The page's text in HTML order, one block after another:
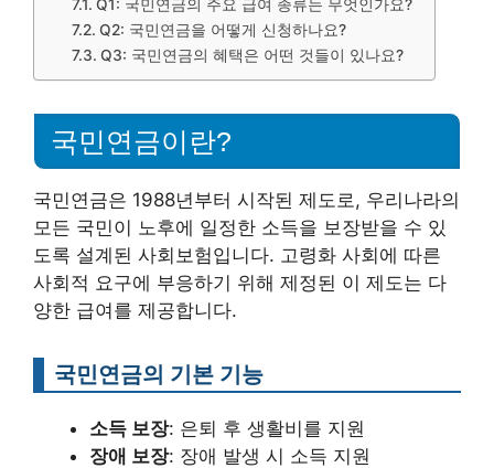
Q1: 국민연금의 주요 급여 종류는 무엇인가요?
Q2: 국민연금을 어떻게 신청하나요?
Q3: 국민연금의 혜택은 어떤 것들이 있나요?
국민연금이란?
국민연금은 1988년부터 시작된 제도로, 우리나라의
모든 국민이 노후에 일정한 소득을 보장받을 수 있
도록 설계된 사회보험입니다. 고령화 사회에 따른
사회적 요구에 부응하기 위해 제정된 이 제도는 다
양한 급여를 제공합니다.
국민연금의 기본 기능
소득 보장: 은퇴 후 생활비를 지원
장애 보장: 장애 발생 시 소득 지원